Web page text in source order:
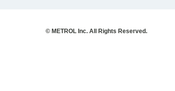
© METROL Inc. All Rights Reserved.